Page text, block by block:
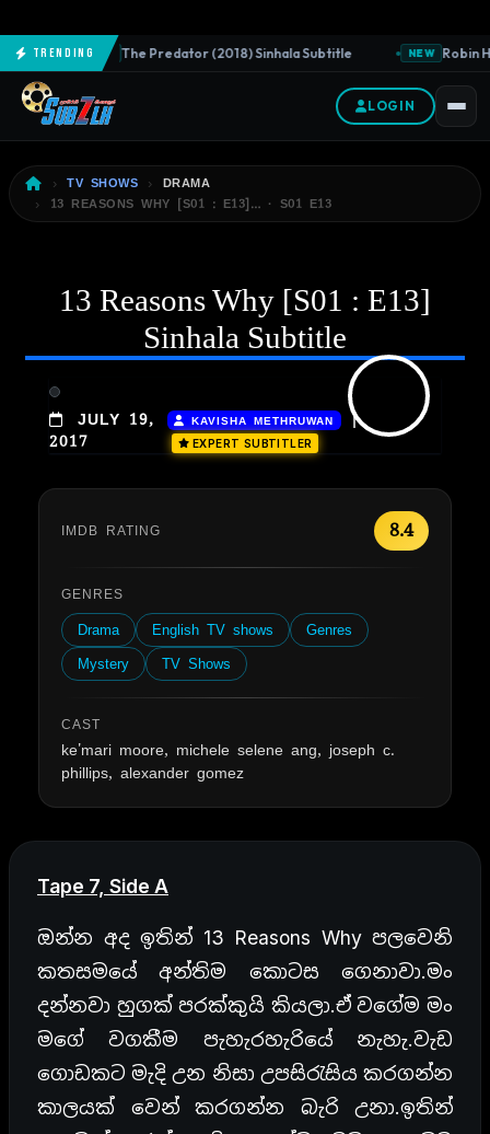
TrendingNEW The Predator (2018) Sinhala Subtitle NEW Robin
LOGIN
TV SHOWS
DRAMA
13 REASONS WHY [S01 : E13]… · S01 E13
13 Reasons Why [S01 : E13]
Sinhala Subtitle
JULY 19,
2017
KAVISHA METHRUWAN |
EXPERT SUBTITLER
IMDB RATING 8.4
GENRES
Drama English TV shows
Genres
Mystery
TV Shows
CAST
ke'mari moore, michele selene ang, joseph c.
phillips, alexander gomez
Tape 7, Side A
ඔන්න අද ඉතින් 13 Reasons Why පලවෙනි
කතසමයේ අන්තිම කොටස ගෙනාවා.මං
දන්නවා හුගක් පරක්කුයි කියලා.ඒ වගේම මං
මගේ වගකීම පැහැරහැරියේ නැහැ.වැඩ
ගොඩකට මැදි උන නිසා උපසිරැසිය කරගන්න
කාලයක් වෙන් කරගන්න බැරි උනා.ඉතින්